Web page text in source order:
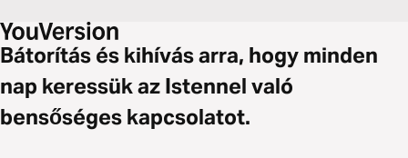
Bátorítás és kihívás arra, hogy minden
nap keressük az Istennel való
bensőséges kapcsolatot.